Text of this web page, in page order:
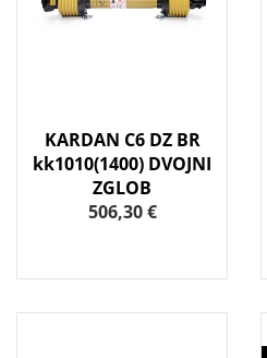
KARDAN C6 DZ BR
kk1010(1400) DVOJNI
ZGLOB
506,30 €